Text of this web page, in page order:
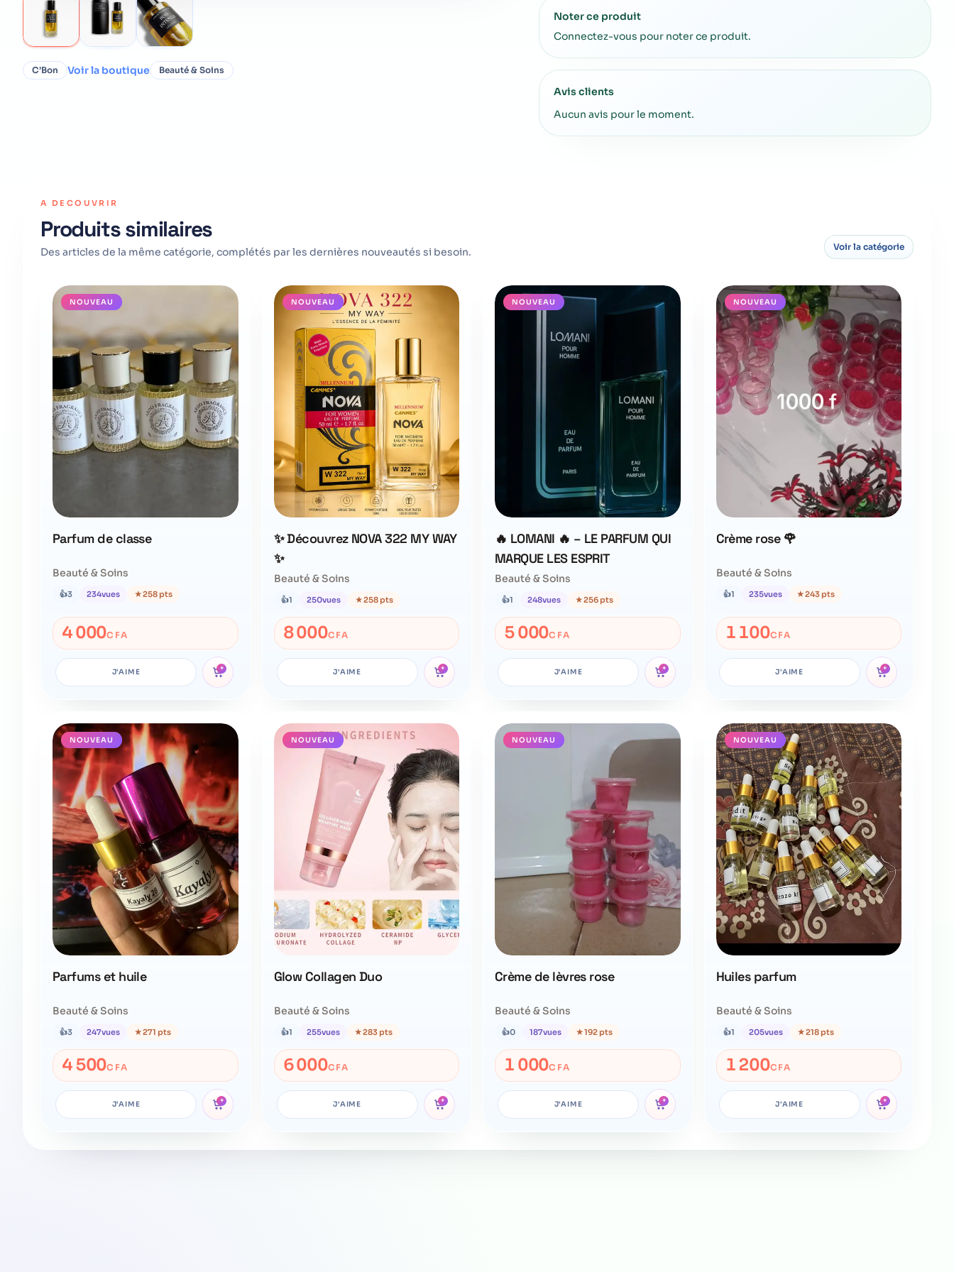
C’Bon Voir la boutique Beauté & Soins
Noter ce produit
Connectez-vous pour noter ce produit.
Avis clients
Aucun avis pour le moment.
A DECOUVRIR
Produits similaires
Des articles de la même catégorie, complétés par les dernières nouveautés si besoin. Voir la catégorie
NOUVEAU
Parfum de classe
Beauté & Soins
👍3 234vues ★258 pts
4 000CFA
J'AIME +
NOUVEAU
✨ Découvrez NOVA 322 MY WAY
✨
Beauté & Soins
👍1 250vues ★258 pts
8 000CFA
J'AIME +
NOUVEAU
🔥 LOMANI 🔥 – LE PARFUM QUI
MARQUE LES ESPRIT
Beauté & Soins
👍1 248vues ★256 pts
5 000CFA
J'AIME +
NOUVEAU
Crème rose 🌹
Beauté & Soins
👍1 235vues ★243 pts
1 100CFA
J'AIME +
NOUVEAU
Parfums et huile
Beauté & Soins
👍3 247vues ★271 pts
4 500CFA
J'AIME +
NOUVEAU
Glow Collagen Duo
Beauté & Soins
👍1 255vues ★283 pts
6 000CFA
J'AIME +
NOUVEAU
Crème de lèvres rose
Beauté & Soins
👍0 187vues ★192 pts
1 000CFA
J'AIME +
NOUVEAU
Huiles parfum
Beauté & Soins
👍1 205vues ★218 pts
1 200CFA
J'AIME +